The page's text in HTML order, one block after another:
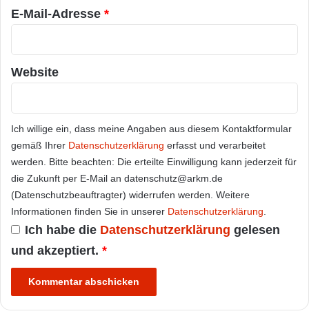
E-Mail-Adresse *
Website
Ich willige ein, dass meine Angaben aus diesem Kontaktformular
gemäß Ihrer Datenschutzerklärung erfasst und verarbeitet
werden. Bitte beachten: Die erteilte Einwilligung kann jederzeit für
die Zukunft per E-Mail an datenschutz@arkm.de
(Datenschutzbeauftragter) widerrufen werden. Weitere
Informationen finden Sie in unserer Datenschutzerklärung
Ich habe die Datenschutzerklärung gelesen
und akzeptiert. *